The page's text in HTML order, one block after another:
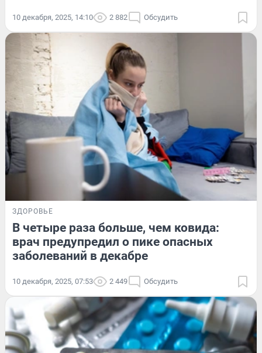
10 декабря, 2025, 14:10 2 882 Обсудить
ЗДОРОВЬЕ
В четыре раза больше, чем ковида:
врач предупредил о пике опасных
заболеваний в декабре
10 декабря, 2025, 07:53 2 449 Обсудить